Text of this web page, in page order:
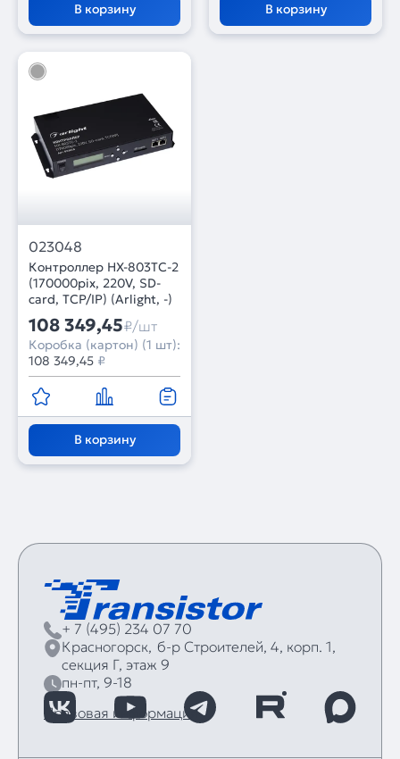
В корзину В корзину
023048
Контроллер HX-803TC-2
(170000pix, 220V, SD-
card, TCP/IP) (Arlight, -)
108 349,45₽/шт
Коробка (картон) (1 шт):
108 349,45 ₽
В корзину
+ 7 (495) 234 07 70
Красногорск, б‑р Строителей, 4, корп. 1,
секция Г, этаж 9
пн-пт, 9-18
Правовая информация